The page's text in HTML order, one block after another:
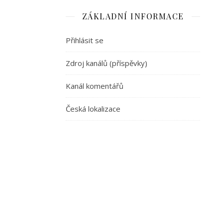
ZÁKLADNÍ INFORMACE
Přihlásit se
Zdroj kanálů (příspěvky)
Kanál komentářů
Česká lokalizace